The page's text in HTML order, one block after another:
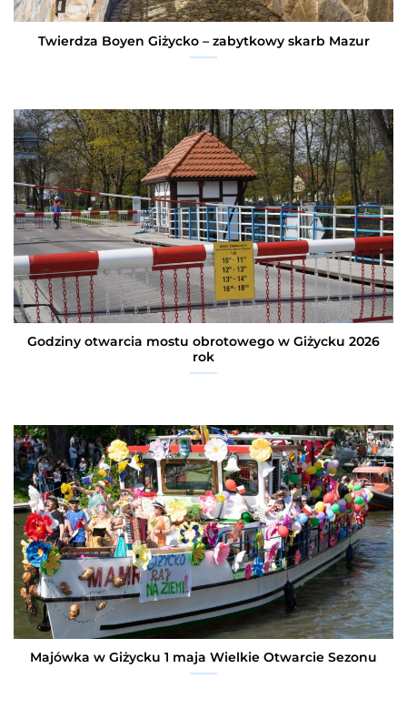
Twierdza Boyen Giżycko – zabytkowy skarb Mazur
Godziny otwarcia mostu obrotowego w Giżycku 2026
rok
Majówka w Giżycku 1 maja Wielkie Otwarcie Sezonu